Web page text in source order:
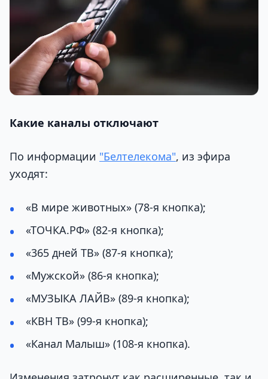
Какие каналы отключают
По информации "Белтелекома", из эфира
уходят:
«В мире животных» (78-я кнопка);
«ТОЧКА.РФ» (82-я кнопка);
«365 дней ТВ» (87-я кнопка);
«Мужской» (86-я кнопка);
«МУЗЫКА ЛАЙВ» (89-я кнопка);
«КВН ТВ» (99-я кнопка);
«Канал Малыш» (108-я кнопка).